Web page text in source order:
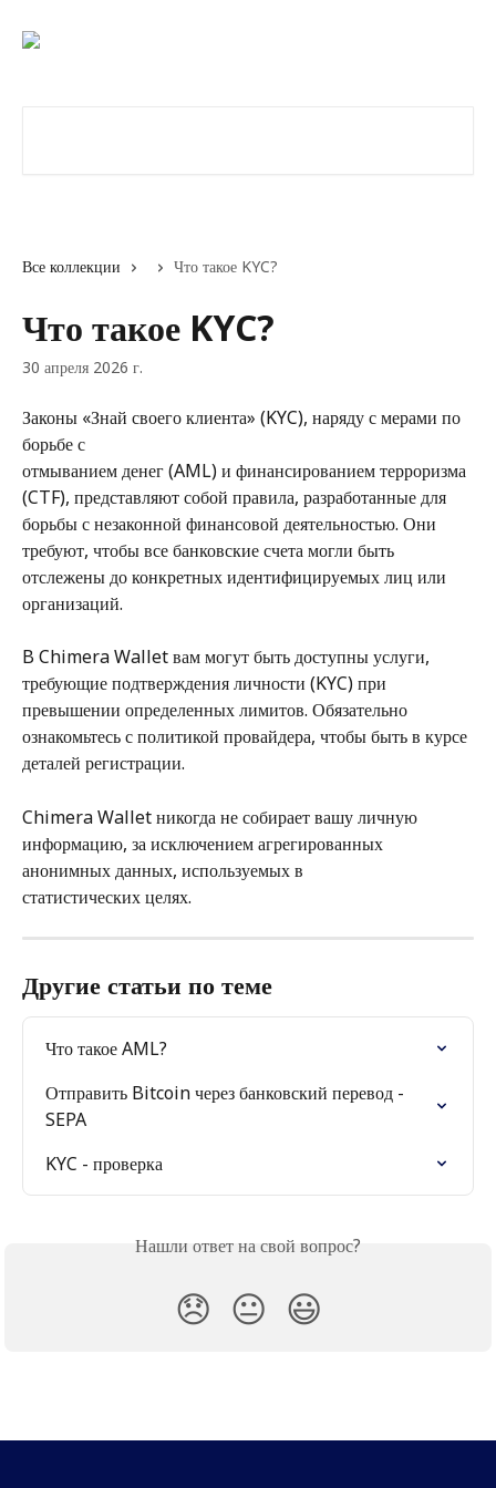
Все коллекции Что такое KYC?
Что такое KYC?
30 апреля 2026 г.
Законы «Знай своего клиента» (KYC), наряду с мерами по
борьбе с
отмыванием денег (AML) и финансированием терроризма
(CTF), представляют собой правила, разработанные для
борьбы с незаконной финансовой деятельностью. Они
требуют, чтобы все банковские счета могли быть
отслежены до конкретных идентифицируемых лиц или
организаций.
B Chimera Wallet вам могут быть доступны услуги,
требующие подтверждения личности (KYC) при
превышении определенных лимитов. Обязательно
ознакомьтесь с политикой провайдера, чтобы быть в курсе
деталей регистрации.
Chimera Wallet никогда не собирает вашу личную
информацию, за исключением агрегированных
анонимных данных, используемых в
статистических целях.
Другие статьи по теме
Что такое AML?
Отправить Bitcoin через банковский перевод -
SEPA
KYC - проверка
Нашли ответ на свой вопрос?
😞 😐 😃